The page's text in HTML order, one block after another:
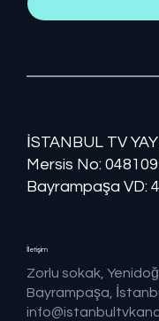
İSTANBUL TV
Mersis No:
Bayrampaşa VD:
İletişim
Zorlu sokak,
Bayrampaşa,